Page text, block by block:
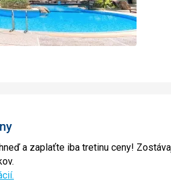
a zaplaťte iba tretinu ceny!